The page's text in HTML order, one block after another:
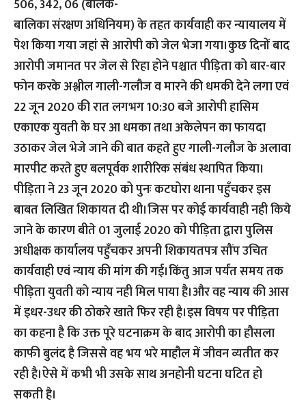
506, 342, 06 (बालक-
बालिका संरक्षण अधिनियम) के तहत कार्यवाही कर न्यायालय में
पेश किया गया जहां से आरोपी को जेल भेजा गया।कुछ दिनों बाद
आरोपी जमानत पर जेल से रिहा होने पश्चात पीड़िता को बार-बार
फोन करके अश्लील गाली-गलौज व मारने की धमकी देने लगा एवं
22 जून 2020 की रात लगभग 10:30 बजे आरोपी हासिम
एकाएक युवती के घर आ धमका तथा अकेलेपन का फायदा
उठाकर जेल भेजे जाने की बात कहते हुए गाली-गलौज के अलावा
मारपीट करते हुए बलपूर्वक शारीरिक संबंध स्थापित किया।
पीड़िता ने 23 जून 2020 को पुनः कटघोरा थाना पहुँचकर इस
बाबत लिखित शिकायत दी थी।जिस पर कोई कार्यवाही नही किये
जाने के कारण बीते 01 जुलाई 2020 को पीड़िता द्वारा पुलिस
अधीक्षक कार्यालय पहुँचकर अपनी शिकायतपत्र सौंप उचित
कार्यवाही एवं न्याय की मांग की गई।किंतु आज पर्यंत समय तक
पीड़िता युवती को न्याय नही मिल पाया है।और वह न्याय की आस
में इधर-उधर की ठोकरे खाते फिर रही है।इस विषय पर पीड़िता
का कहना है कि उक्त पूरे घटनाक्रम के बाद आरोपी का हौसला
काफी बुलंद है जिससे वह भय भरे माहौल में जीवन व्यतीत कर
रही है।ऐसे में कभी भी उसके साथ अनहोनी घटना घटित हो
सकती है।